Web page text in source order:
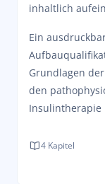
inhaltlich
Ein
Grundlagen
den
Insulintherapie
4 Kapitel